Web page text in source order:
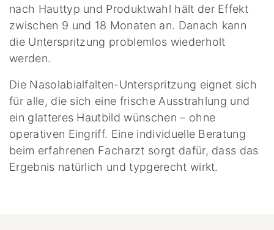
nach Hauttyp und Produktwahl hält der Effekt
zwischen 9 und 18 Monaten an. Danach kann
die Unterspritzung problemlos wiederholt
werden.
Die Nasolabialfalten-Unterspritzung eignet sich
für alle, die sich eine frische Ausstrahlung und
ein glatteres Hautbild wünschen – ohne
operativen Eingriff. Eine individuelle Beratung
beim erfahrenen Facharzt sorgt dafür, dass das
Ergebnis natürlich und typgerecht wirkt.